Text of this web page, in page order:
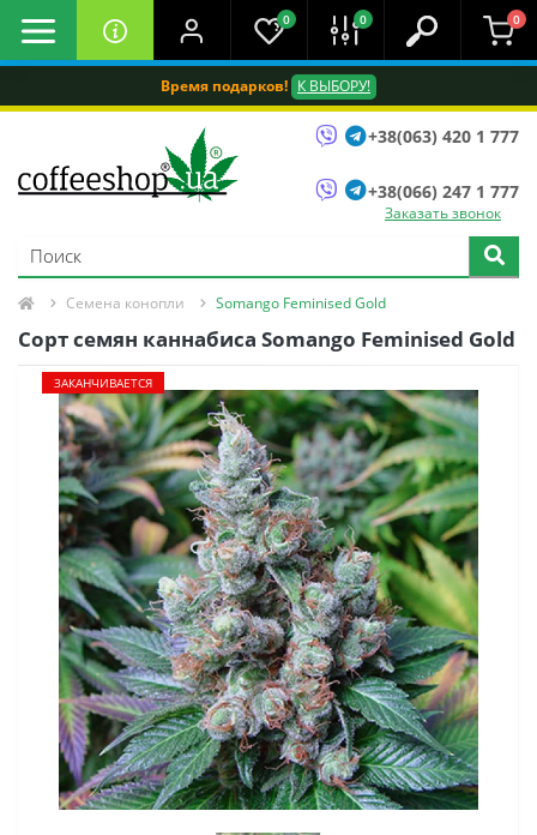
Время подарков! К ВЫБОРУ!
0 0 0
+38(063) 420 1 777
+38(066) 247 1 777
Заказать звонок
Семена конопли Somango Feminised Gold
Сорт семян каннабиса Somango Feminised Gold
ЗАКАНЧИВАЕТСЯ